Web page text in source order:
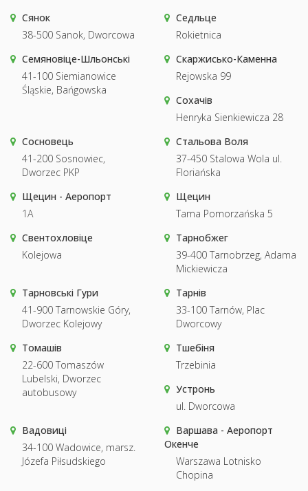
Сянок
38-500 Sanok, Dworcowa
Седльце
Rokietnica
Семяновіце-Шльонські
41-100 Siemianowice
Śląskie, Bańgowska
Скаржисько-Каменна
Rejowska 99
Сохачів
Henryka Sienkiewicza 28
Сосновець
41-200 Sosnowiec,
Dworzec PKP
Стальова Воля
37-450 Stalowa Wola ul.
Floriańska
Щецин - Аеропорт
1A
Щецин
Tama Pomorzańska 5
Свентохловіце
Kolejowa
Тарнобжег
39-400 Tarnobrzeg, Adama
Mickiewicza
Тарновські Гури
41-900 Tarnowskie Góry,
Dworzec Kolejowy
Тарнів
33-100 Tarnów, Plac
Dworcowy
Томашів
22-600 Tomaszów
Lubelski, Dworzec
autobusowy
Тшебіня
Trzebinia
Устронь
ul. Dworcowa
Вадовиці
34-100 Wadowice, marsz.
Józefa Piłsudskiego
Варшава - Аеропорт
Окенче
Warszawa Lotnisko
Chopina